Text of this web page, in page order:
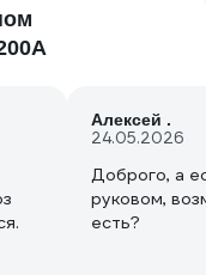
Алексей .
24.05.2026
Доброго, а
руковом,
есть?